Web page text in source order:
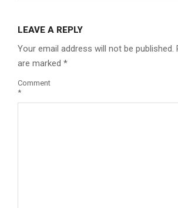
LEAVE A REPLY
Your email address will not be published.
are marked *
Comment
*